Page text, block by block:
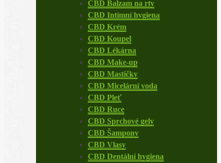
CBD Balzam na rty
CBD Intímní hygiena
CBD Krém
CBD Koupel
CBD Lékárna
CBD Make-up
CBD Mastičky
CBD Micelární voda
CBD Pleť
CBD Ruce
CBD Sprchové gely
CBD Šampony
CBD Vlasy
CBD Dentální hygiena